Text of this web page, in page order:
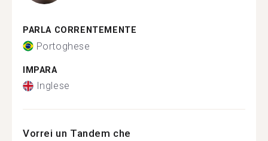
PARLA CORRENTEMENTE
Portoghese
IMPARA
Inglese
Vorrei un Tandem che